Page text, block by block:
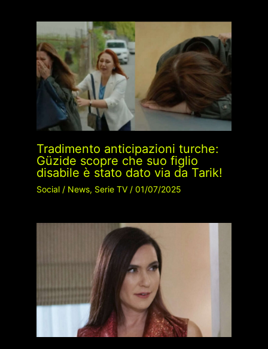
Tradimento anticipazioni turche:
Güzide scopre che suo figlio
disabile è stato dato via da Tarik!
Social/ News, Serie TV/ 01/07/2025